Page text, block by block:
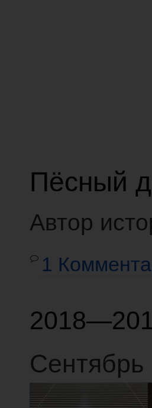
Пёсный
Автор
1
Сентябрь